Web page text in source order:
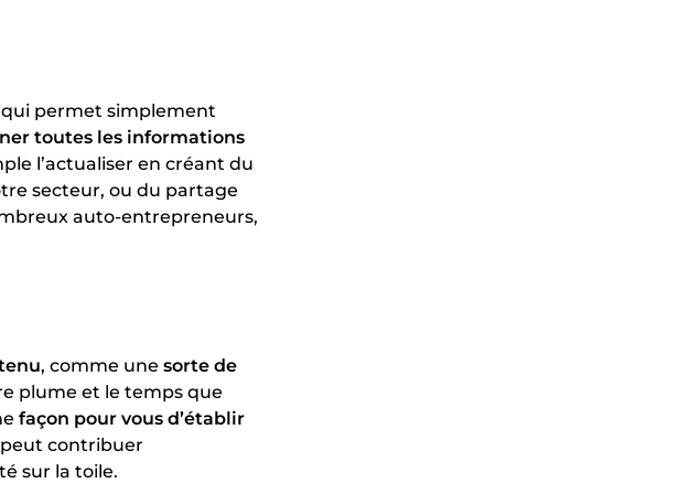
permet simplement
toutes les informations
l’actualiser en créant du
secteur, ou du partage
auto-entrepreneurs,
, comme une sorte de
plume et le temps que
façon pour vous d’établir
contribuer
sur la toile.